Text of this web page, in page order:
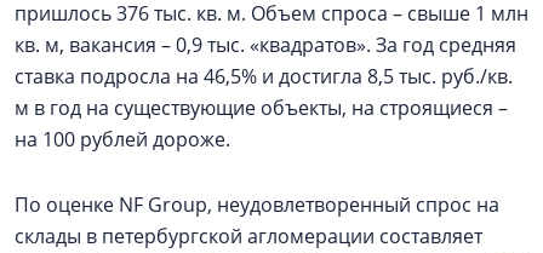
пришлось 376 тыс. кв. м. Объем спроса – свыше 1 млн
кв. м, вакансия – 0,9 тыс. «квадратов». За год средняя
ставка подросла на 46,5% и достигла 8,5 тыс. руб./кв.
м в год на существующие объекты, на строящиеся –
на 100 рублей дороже.
По оценке NF Group, неудовлетворенный спрос на
склады в петербургской агломерации составляет